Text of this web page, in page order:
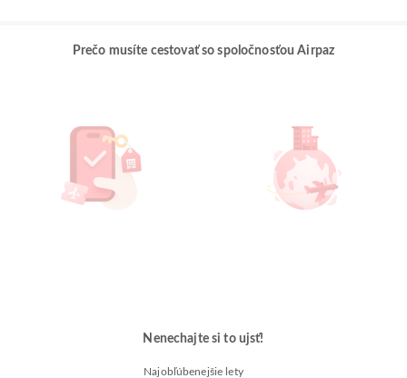
Prečo musíte cestovať so spoločnosťou Airpaz
Nenechajte si to ujsť!
Najobľúbenejšie lety